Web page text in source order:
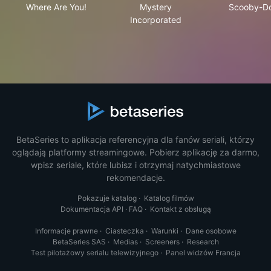
Where Are You!
Mystery
Incorporated
Scooby-
BetaSeries to aplikacja referencyjna dla fanów seriali, którzy
oglądają platformy streamingowe. Pobierz aplikację za darmo,
wpisz seriale, które lubisz i otrzymaj natychmiastowe
rekomendacje.
Pokazuje katalog· Katalog filmów
Dokumentacja API · FAQ· Kontakt z obsługą
Informacje prawne· Ciasteczka · Warunki · Dane osobowe
BetaSeries SAS · Medias· Screeners· Research
Test pilotażowy serialu telewizyjnego· Panel widzów Francja